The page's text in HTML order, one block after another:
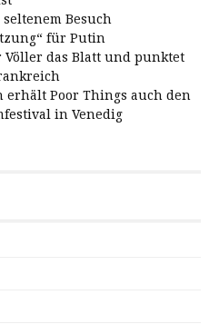
Besuch
für Putin
das Blatt und punktet
erhält Poor Things auch den
in Venedig